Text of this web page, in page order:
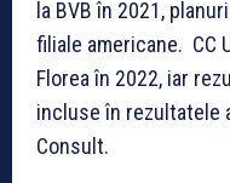
la BVB în 2021,
filiale americane. CC
Florea în 2022, iar
incluse în rezultatele
Consult.